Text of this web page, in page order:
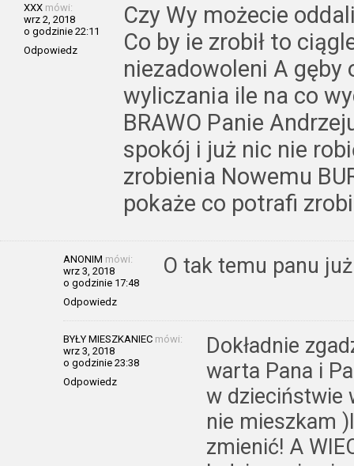
XXX mówi:
wrz 2, 2018
o godzinie 22:11
Odpowiedz
Czy Wy możecie
Co by ie zrobił to
niezadowoleni A
wyliczania ile na co
BRAWO Panie
spokój i już nic nie
zrobienia Nowemu
pokaże co potrafi
ANONIM mówi:
wrz 3, 2018
o godzinie 17:48
Odpowiedz
O tak temu panu
BYŁY MIESZKANIEC mówi:
wrz 3, 2018
o godzinie 23:38
Odpowiedz
Dokładnie
warta Pana i
w dzieciństwie
nie mieszkam
zmienić! A